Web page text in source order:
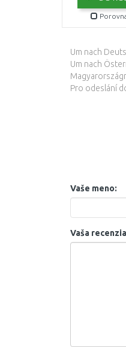
Um nach
Um nach
Pro odeslání
Vaše meno:
Vaša